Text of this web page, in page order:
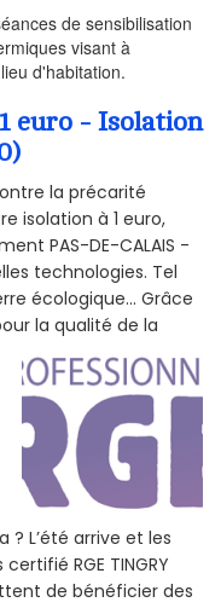
de sensibilisation
visant à
d'habitation.
euro - Isolation
la précarité
isolation à 1 euro,
PAS-DE-CALAIS -
technologies. Tel
écologique... Grâce
la qualité de la
? L’été arrive et les
RGE TINGRY
de bénéficier des